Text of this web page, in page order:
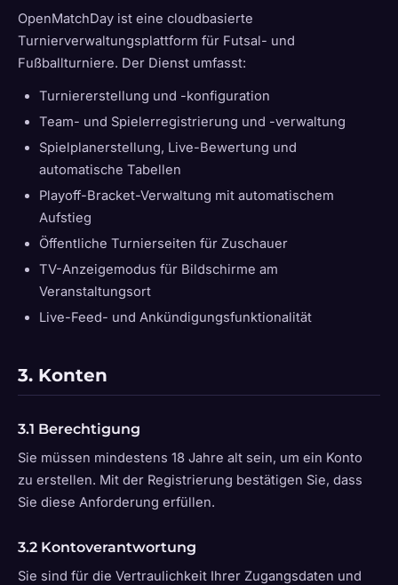
OpenMatchDay ist eine cloudbasierte
Turnierverwaltungsplattform für Futsal- und
Fußballturniere. Der Dienst umfasst:
Turniererstellung und -konfiguration
Team- und Spielerregistrierung und -verwaltung
Spielplanerstellung, Live-Bewertung und
automatische Tabellen
Playoff-Bracket-Verwaltung mit automatischem
Aufstieg
Öffentliche Turnierseiten für Zuschauer
TV-Anzeigemodus für Bildschirme am
Veranstaltungsort
Live-Feed- und Ankündigungsfunktionalität
3. Konten
3.1 Berechtigung
Sie müssen mindestens 18 Jahre alt sein, um ein Konto
zu erstellen. Mit der Registrierung bestätigen Sie, dass
Sie diese Anforderung erfüllen.
3.2 Kontoverantwortung
Sie sind für die Vertraulichkeit Ihrer Zugangsdaten und